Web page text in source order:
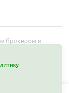
брокером и
условия услуг